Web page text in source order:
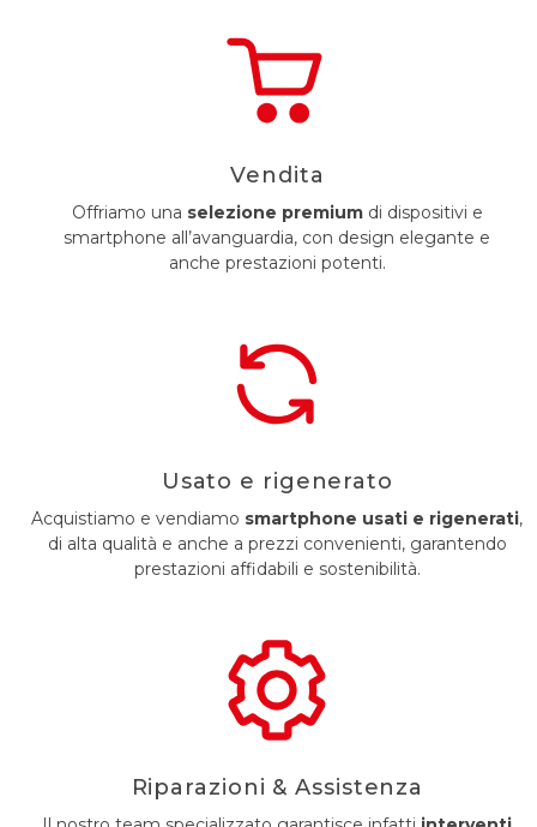
Vendita
Offriamo una selezione premiumdi dispositivi e
smartphone all’avanguardia, con design elegante e
anche prestazioni potenti.
Usato e rigenerato
Acquistiamo e vendiamo smartphone usati e rigenerati,
di alta qualità e anche a prezzi convenienti, garantendo
prestazioni affidabili e sostenibilità.
Riparazioni & Assistenza